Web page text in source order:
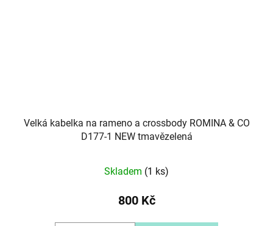
Velká kabelka na rameno a crossbody ROMINA & CO
D177-1 NEW tmavězelená
Skladem (1 ks)
800 Kč